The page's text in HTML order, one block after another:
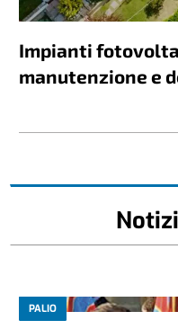
Impianti
manutenzione e
PALIO